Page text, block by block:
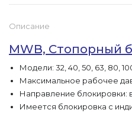
Описание
MWB, Стопорный
Модели: 32, 40, 50, 63, 80,
Максимальное рабочее
Направление блокировки:
Имеется блокировка с